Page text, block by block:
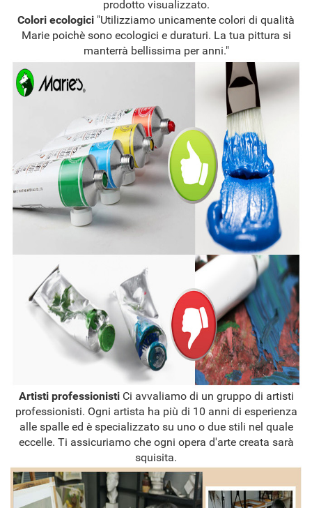
prodotto visualizzato.
Colori ecologici "Utilizziamo unicamente colori di qualità
Marie poichè sono ecologici e duraturi. La tua pittura si
manterrà bellissima per anni."
Artisti professionisti Ci avvaliamo di un gruppo di artisti
professionisti. Ogni artista ha più di 10 anni di esperienza
alle spalle ed è specializzato su uno o due stili nel quale
eccelle. Ti assicuriamo che ogni opera d'arte creata sarà
squisita.